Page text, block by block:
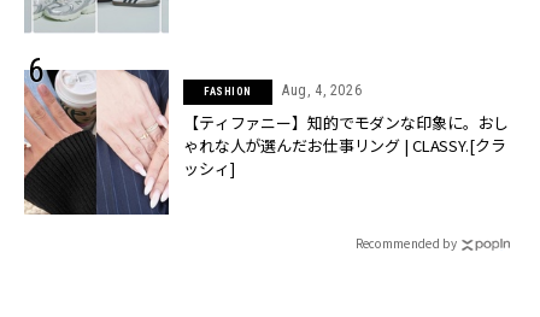
FASHION Aug, 4, 2026
【ティファニー】知的でモダンな印象に。おし
ゃれな人が選んだお仕事リング | CLASSY.[クラ
ッシィ]
Recommended by